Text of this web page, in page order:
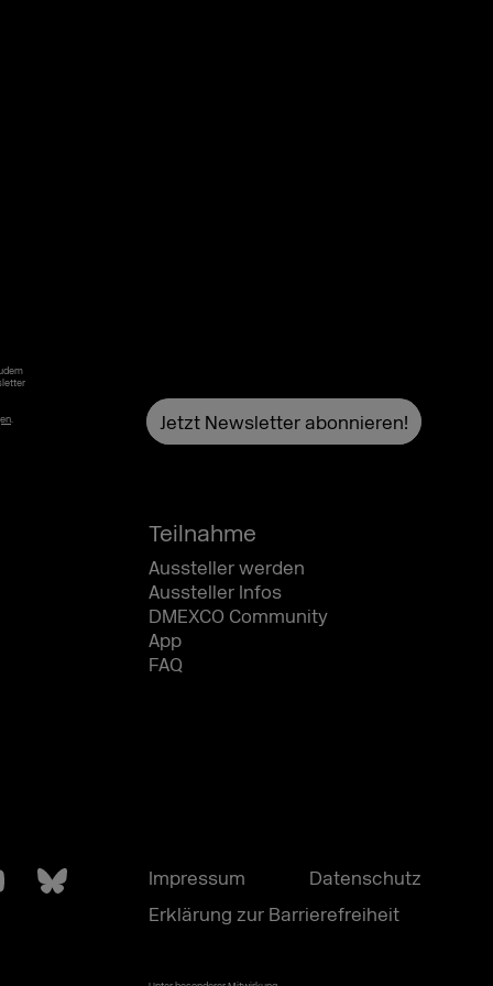
.
Teilnahme
Aussteller werden
Aussteller Infos
DMEXCO Community
App
FAQ
Impressum
Datenschutz
Erklärung zur Barrierefreiheit